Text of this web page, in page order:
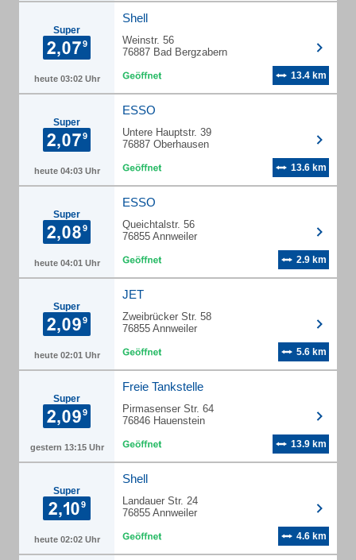
Super
heute 03:02 Uhr
Shell
Weinstr. 56
76887 Bad Bergzabern
13.4 km
Super
heute 04:03 Uhr
ESSO
Untere Hauptstr. 39
76887 Oberhausen
13.6 km
Super
heute 04:01 Uhr
ESSO
Queichtalstr. 56
76855 Annweiler
2.9 km
Super
heute 02:01 Uhr
JET
Zweibrücker Str. 58
76855 Annweiler
5.6 km
Super
gestern 13:15 Uhr
Freie Tankstelle
Pirmasenser Str. 64
76846 Hauenstein
13.9 km
Super
heute 02:02 Uhr
Shell
Landauer Str. 24
76855 Annweiler
4.6 km